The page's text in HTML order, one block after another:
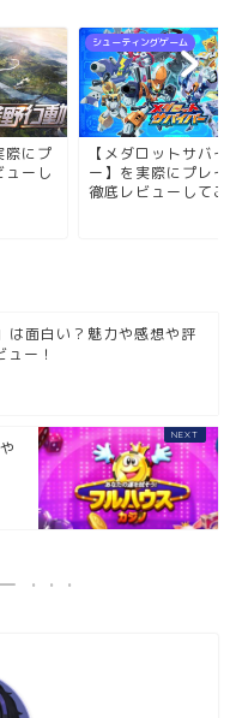
際にプ
ューし
シューティングゲーム
【メダロットサバイ
ー】を実際にプレイ
徹底レビューしてみ
は面白い？魅力や感想や評
ー！